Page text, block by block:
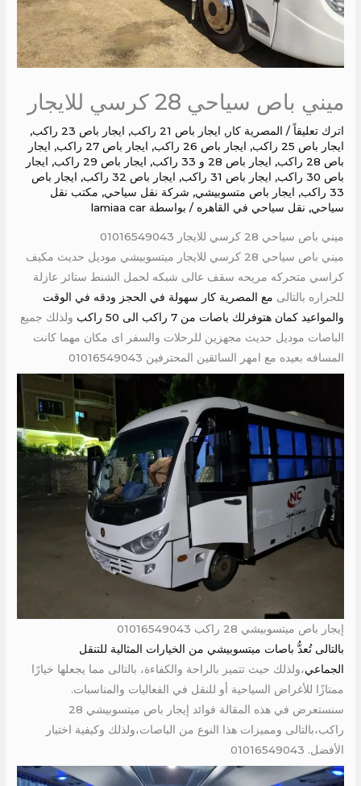
ميني باص سياحي 28 كرسي للايجار
اترك تعليقاً / المصرية كار, ايجار باص 21 راكب , ايجار باص 23 راكب
,
ايجار باص 25 راكب
, ايجار باص 26 راكب , ايجار باص 27 راكب , ايجار
باص 28 راكب
, ايجار باص 28 و 33 راكب , ايجار باص 29 راكب , ايجار
باص 30 راكب
, ايجار باص 31 راكب , ايجار باص 32 راكب , ايجار باص
33 راكب
, ايجار باص متسوبيشي, شركة نقل سياحي, مكتب نقل
سياحي, نقل سياحي في القاهره / بواسطة lamiaa car
ميني باص سياحي 28 كرسي للايجار 01016549043
ميني باص سياحي 28 كرسي للايجار ميتسوبيشي موديل حديث مكيف
كراسي متحركه مريحه سقف عالى شبكه لحمل الشنط ستائر عازلة
للحراره بالتالى مع المصرية كار سهولة في الحجز ودقه في الوقت
والمواعيد كمان هتوفرلك باصات من 7 راكب الى 50 راكب
ولذلك جميع
الباصات موديل حديث مجهزين للرحلات والسفر اى مكان مهما كانت
المسافه بعيده مع امهر السائقين المحترفين 01016549043
إيجار باص ميتسوبيشي 28 راكب 01016549043
بالتالى تُعدُّ باصات ميتسوبيشي من الخيارات المثالية للتنقل
الجماعي،ولذلك حيث تتميز بالراحة والكفاءة، بالتالى مما يجعلها خيارًا
ممتازًا للأغراض السياحية أو للنقل في الفعاليات والمناسبات.
سنستعرض في هذه المقالة فوائد إيجار باص ميتسوبيشي 28
راكب،بالتالى ومميزات هذا النوع من الباصات،ولذلك وكيفية اختيار
الأفضل. 01016549043